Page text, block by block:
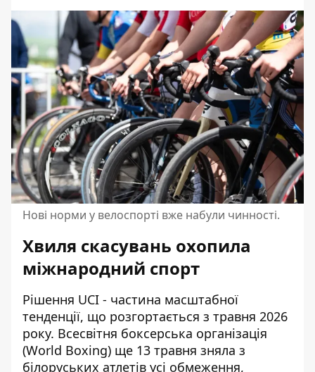
Нові норми у велоспорті вже набули чинності.
Хвиля скасувань охопила
міжнародний спорт
Рішення UCI - частина масштабної
тенденції, що розгортається з травня 2026
року. Всесвітня боксерська організація
(World Boxing) ще 13 травня зняла з
білоруських атлетів усі обмеження,